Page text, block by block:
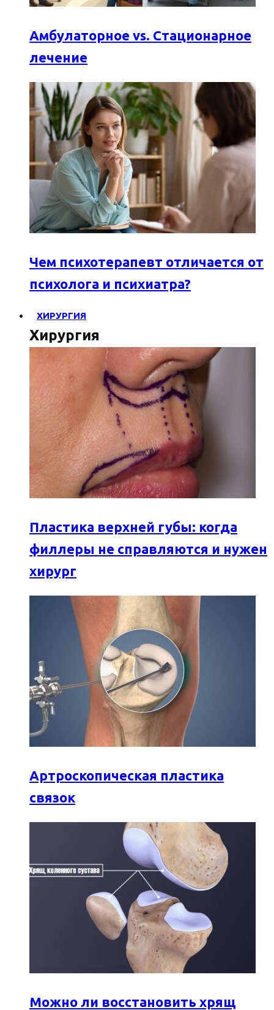
Амбулаторное vs. Стационарное
лечение
Чем психотерапевт отличается от
психолога и психиатра?
ХИРУРГИЯ
Хирургия
Пластика верхней губы: когда
филлеры не справляются и нужен
хирург
Артроскопическая пластика
связок
Можно ли восстановить хрящ